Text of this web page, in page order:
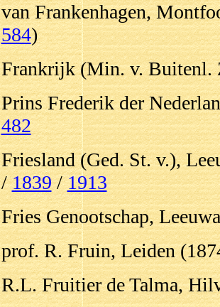
van Frankenhagen,
584)
Frankrijk (Min. v. Buitenl.
Prins Frederik der
482
Friesland (Ged. St. v.),
/1839/1913
Fries Genootschap,
prof. R. Fruin, Leiden
R.L. Fruitier de Talma,